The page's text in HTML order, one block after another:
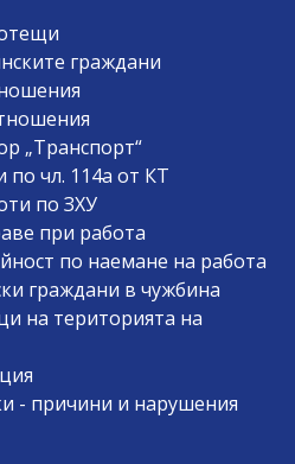
граждани
„Транспорт“
чл. 114а от КТ
по ЗХУ
при работа
по наемане на работа
граждани в чужбина
на територията на
- причини и нарушения